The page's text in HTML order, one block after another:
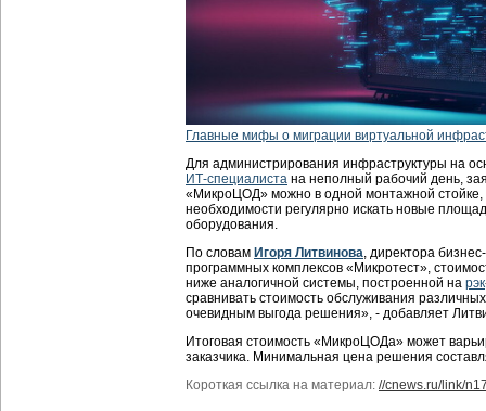
Главные мифы о миграции виртуальной
Для администрирования инфраструктуры на
ИТ-специалиста на неполный рабочий день,
«МикроЦОД» можно в одной монтажной стойке,
необходимости регулярно искать новые
оборудования.
По словам Игоря Литвинова, директора
программных комплексов «Микротест»,
ниже аналогичной системы, построенной на рэк
сравнивать стоимость обслуживания
очевидным выгода решения», - добавляет
Итоговая стоимость «МикроЦОДа» может
заказчика. Минимальная цена решения
Короткая ссылка на материал: //cnews.ru/link/